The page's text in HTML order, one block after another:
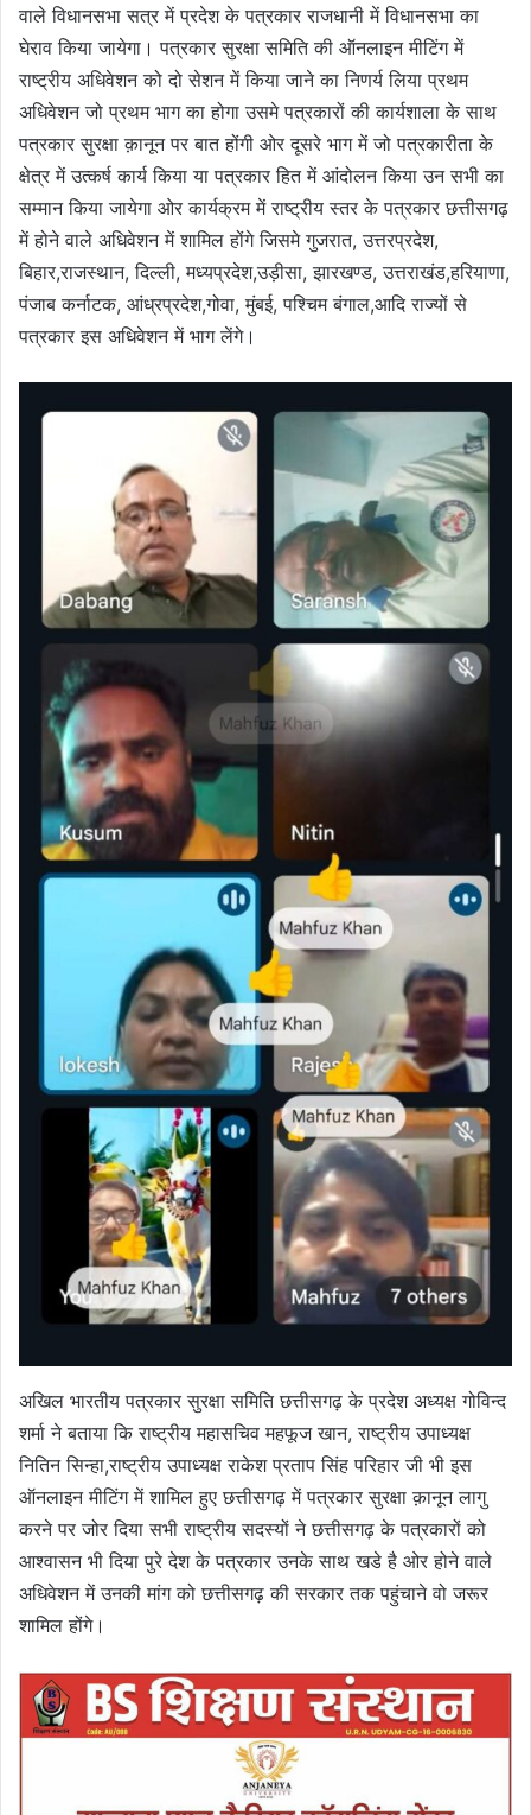
वाले विधानसभा सत्र में प्रदेश के पत्रकार राजधानी में विधानसभा का
घेराव किया जायेगा। पत्रकार सुरक्षा समिति की ऑनलाइन मीटिंग में
राष्ट्रीय अधिवेशन को दो सेशन में किया जाने का निणर्य लिया प्रथम
अधिवेशन जो प्रथम भाग का होगा उसमे पत्रकारों की कार्यशाला के साथ
पत्रकार सुरक्षा क़ानून पर बात होंगी ओर दूसरे भाग में जो पत्रकारीता के
क्षेत्र में उत्कर्ष कार्य किया या पत्रकार हित में आंदोलन किया उन सभी का
सम्मान किया जायेगा ओर कार्यक्रम में राष्ट्रीय स्तर के पत्रकार छत्तीसगढ़
में होने वाले अधिवेशन में शामिल होंगे जिसमे गुजरात, उत्तरप्रदेश,
बिहार,राजस्थान, दिल्ली, मध्यप्रदेश,उड़ीसा, झारखण्ड, उत्तराखंड,हरियाणा,
पंजाब कर्नाटक, आंध्रप्रदेश,गोवा, मुंबई, पश्चिम बंगाल,आदि राज्यों से
पत्रकार इस अधिवेशन में भाग लेंगे।
अखिल भारतीय पत्रकार सुरक्षा समिति छत्तीसगढ़ के प्रदेश अध्यक्ष गोविन्द
शर्मा ने बताया कि राष्ट्रीय महासचिव महफूज खान, राष्ट्रीय उपाध्यक्ष
नितिन सिन्हा,राष्ट्रीय उपाध्यक्ष राकेश प्रताप सिंह परिहार जी भी इस
ऑनलाइन मीटिंग में शामिल हुए छत्तीसगढ़ में पत्रकार सुरक्षा क़ानून लागु
करने पर जोर दिया सभी राष्ट्रीय सदस्यों ने छत्तीसगढ़ के पत्रकारों को
आश्वासन भी दिया पुरे देश के पत्रकार उनके साथ खडे है ओर होने वाले
अधिवेशन में उनकी मांग को छत्तीसगढ़ की सरकार तक पहुंचाने वो जरूर
शामिल होंगे।